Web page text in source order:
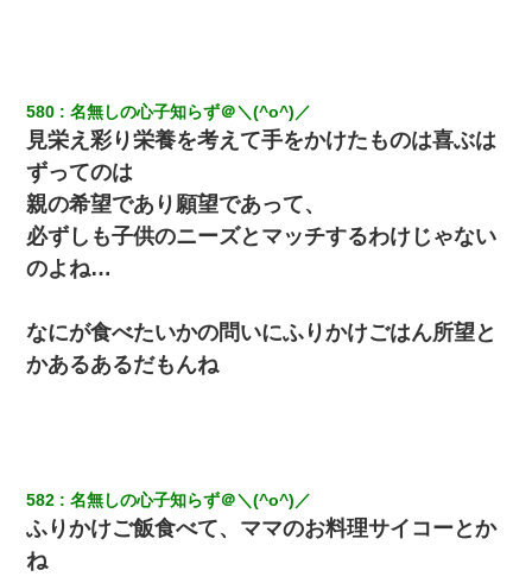
580 名無しの心子知らず＠＼(^o^)／
見栄え彩り栄養を考えて手をかけたものは喜ぶは
ずってのは
親の希望であり願望であって、
必ずしも子供のニーズとマッチするわけじゃない
のよね…
なにが食べたいかの問いにふりかけごはん所望と
かあるあるだもんね
582 名無しの心子知らず＠＼(^o^)／
ふりかけご飯食べて、ママのお料理サイコーとか
ね